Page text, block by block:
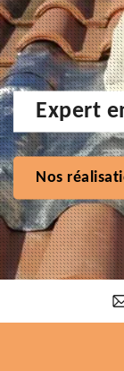
Expert
Nos